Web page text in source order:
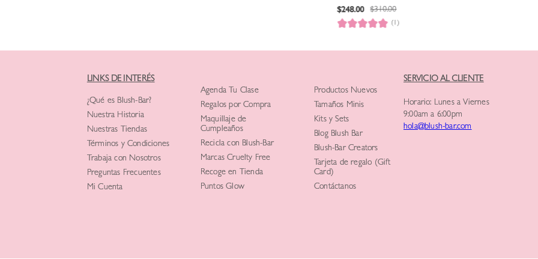
$248.00 $310.00
(1)
LINKS DE INTERÉS
¿Qué es Blush-Bar?
Nuestra Historia
Nuestras Tiendas
Términos y Condiciones
Trabaja con Nosotros
Preguntas Frecuentes
Mi Cuenta
Agenda Tu Clase
Regalos por Compra
Maquillaje de
Cumpleaños
Recicla con Blush-Bar
Marcas Cruelty Free
Recoge en Tienda
Puntos Glow
Productos Nuevos
Tamaños Minis
Kits y Sets
Blog Blush Bar
Blush-Bar Creators
Tarjeta de regalo (Gift
Card)
Contáctanos
SERVICIO AL CLIENTE
Horario: Lunes a Viernes
9:00am a 6:00pm
hola@blush-bar.com